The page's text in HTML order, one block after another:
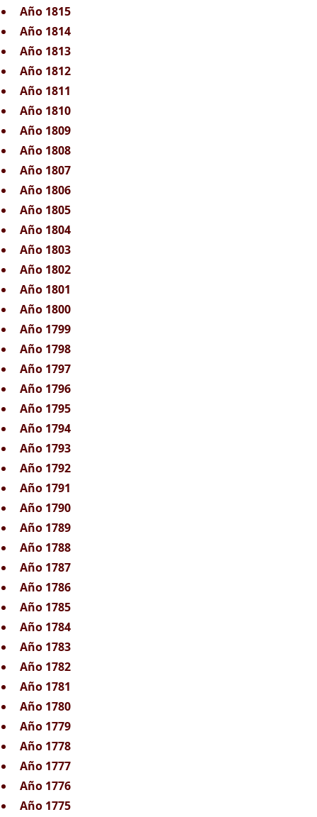
Año 1815
Año 1814
Año 1813
Año 1812
Año 1811
Año 1810
Año 1809
Año 1808
Año 1807
Año 1806
Año 1805
Año 1804
Año 1803
Año 1802
Año 1801
Año 1800
Año 1799
Año 1798
Año 1797
Año 1796
Año 1795
Año 1794
Año 1793
Año 1792
Año 1791
Año 1790
Año 1789
Año 1788
Año 1787
Año 1786
Año 1785
Año 1784
Año 1783
Año 1782
Año 1781
Año 1780
Año 1779
Año 1778
Año 1777
Año 1776
Año 1775